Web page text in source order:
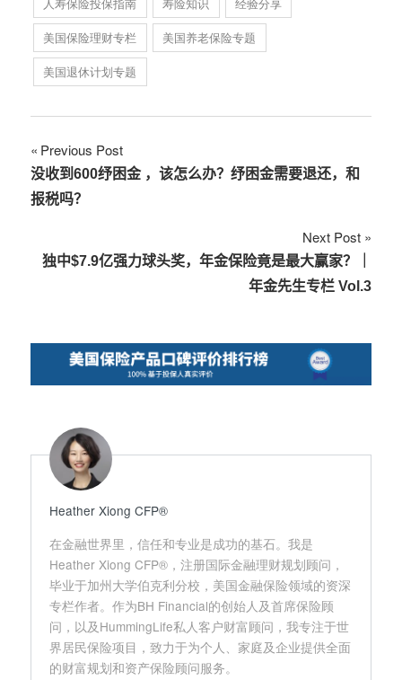
美国保险理财专栏
美国养老保险专题
美国退休计划专题
文
章
航
Previous Post
没收到600纾困金 ，该怎么办？纾困金需要退还，和
报税吗？
Next Post
独中$7.9亿强力球头奖，年金保险竟是最大赢家？｜
年金先生专栏 Vol.3
Heather Xiong CFP®️
在金融世界里，信任和专业是成功的基石。我是
Heather Xiong CFP®，注册国际金融理财规划顾问，
毕业于加州大学伯克利分校，美国金融保险领域的资深
专栏作者。作为BH Financial的创始人及首席保险顾
问，以及HummingLife私人客户财富顾问，我专注于世
界居民保险项目，致力于为个人、家庭及企业提供全面
的财富规划和资产保险顾问服务。